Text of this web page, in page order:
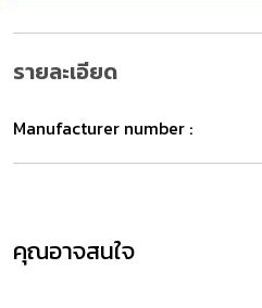
รายละเอียด
Manufacturer number :
คุณอาจสนใจ